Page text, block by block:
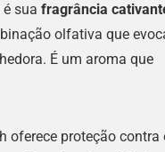
sua fragrância
olfativa que
É um aroma que
oferece proteção contra